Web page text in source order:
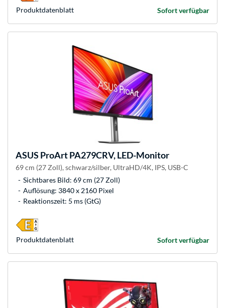
Sofort verfügbar
Produkt­datenblatt
ASUS ProArt PA279CRV, LED-Monitor
69 cm (27 Zoll), schwarz/silber, UltraHD/4K, IPS, USB-C
Sichtbares Bild: 69 cm (27 Zoll)
Auflösung: 3840 x 2160 Pixel
Reaktionszeit: 5 ms (GtG)
Sofort verfügbar
Produkt­datenblatt